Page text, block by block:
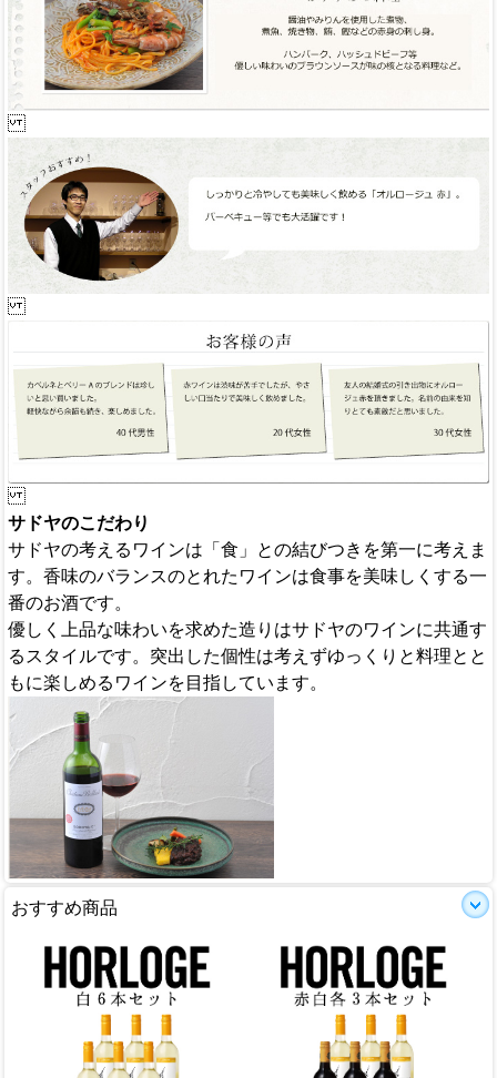
サドヤのこだわり
サドヤの考えるワインは「食」との結びつきを第一に考えま
す。香味のバランスのとれたワインは食事を美味しくする一
番のお酒です。
優しく上品な味わいを求めた造りはサドヤのワインに共通す
るスタイルです。突出した個性は考えずゆっくりと料理とと
もに楽しめるワインを目指しています。
おすすめ商品